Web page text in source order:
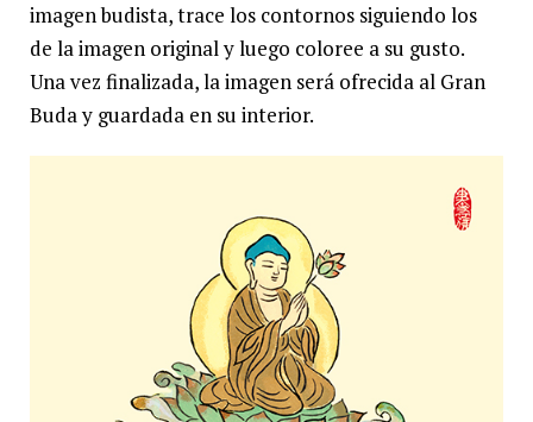
imagen budista, trace los contornos siguiendo los
de la imagen original y luego coloree a su gusto.
Una vez finalizada, la imagen será ofrecida al Gran
Buda y guardada en su interior.